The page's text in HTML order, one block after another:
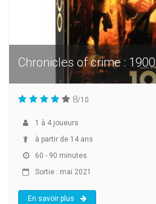
Chronicles of crime : 1900
8/10
1 à 4 joueurs
à partir de 14 ans
60 - 90 minutes
Sortie : mai 2021
En savoir plus